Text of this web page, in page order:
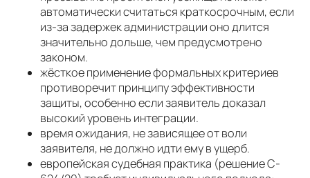
автоматически считаться краткосрочным, если
из-за задержек администрации оно длится
значительно дольше, чем предусмотрено
законом.
жёсткое применение формальных критериев
противоречит принципу эффективности
защиты, особенно если заявитель доказал
высокий уровень интеграции.
время ожидания, не зависящее от воли
заявителя, не должно идти ему в ущерб.
европейская судебная практика (решение C-